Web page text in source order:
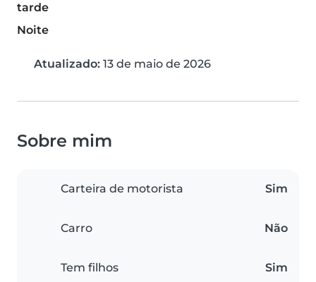
tarde
Noite
Atualizado: 13 de maio de 2026
Sobre mim
Carteira de motorista Sim
Carro Não
Tem filhos Sim